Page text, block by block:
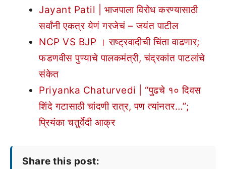
Jayant Patil | भाजपाला विरोध करण्यासाठी
सर्वांनी एकत्र येणं गरजेचं – जयंत पाटील
NCP VS BJP । राष्ट्रवादीची चिंता वाढणार;
फडणवीस पुण्याचे पालकमंत्री, चंद्रकांत पाटलांचे
संकेत
Priyanka Chaturvedi | “पुढचे १० दिवस
शिंदे गटासाठी चांदणी रात्र, पण त्यांनतर…”;
प्रियंका चतुर्वेदी आक्र
Share this post: